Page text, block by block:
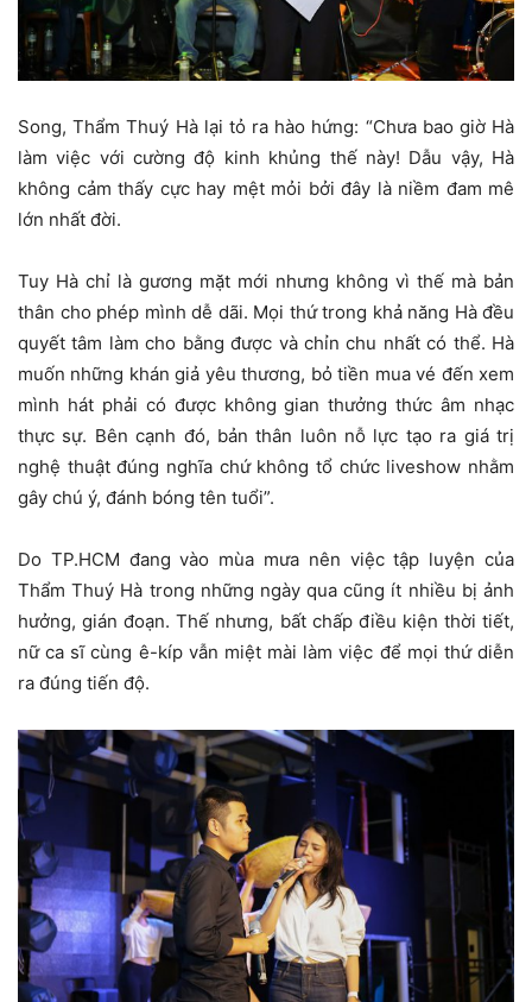
Song, Thẩm Thuý Hà lại tỏ ra hào hứng: “Chưa bao giờ Hà
làm việc với cường độ kinh khủng thế này! Dẫu vậy, Hà
không cảm thấy cực hay mệt mỏi bởi đây là niềm đam mê
lớn nhất đời.
Tuy Hà chỉ là gương mặt mới nhưng không vì thế mà bản
thân cho phép mình dễ dãi. Mọi thứ trong khả năng Hà đều
quyết tâm làm cho bằng được và chỉn chu nhất có thể. Hà
muốn những khán giả yêu thương, bỏ tiền mua vé đến xem
mình hát phải có được không gian thưởng thức âm nhạc
thực sự. Bên cạnh đó, bản thân luôn nỗ lực tạo ra giá trị
nghệ thuật đúng nghĩa chứ không tổ chức liveshow nhằm
gây chú ý, đánh bóng tên tuổi”.
Do TP.HCM đang vào mùa mưa nên việc tập luyện của
Thẩm Thuý Hà trong những ngày qua cũng ít nhiều bị ảnh
hưởng, gián đoạn. Thế nhưng, bất chấp điều kiện thời tiết,
nữ ca sĩ cùng ê-kíp vẫn miệt mài làm việc để mọi thứ diễn
ra đúng tiến độ.